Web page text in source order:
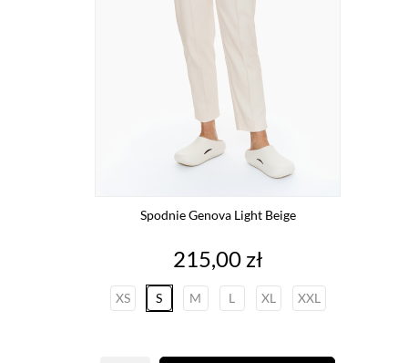
Spodnie Genova Light Beige
Cena
215,00 zł
XS S M L XL XXL